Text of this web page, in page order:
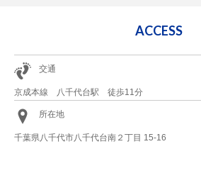
ACCESS
交通
京成本線 八千代台駅 徒歩11分
所在地
千葉県八千代市八千代台南２丁目 15-16